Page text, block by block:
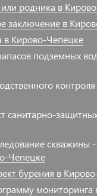
родника в
заключение в
в Кирово-Чепецке
подземных
санитарно-
скважины
Чепецке
бурения в
мониторинга